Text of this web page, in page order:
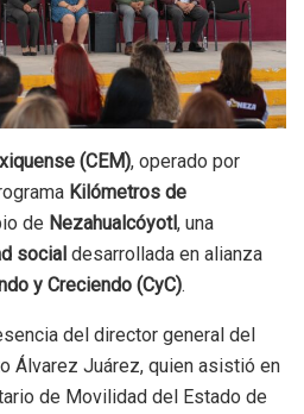
(CEM), operado por
Kilómetros de
de Nezahualcóyotl, una
social desarrollada en alianza
y Creciendo (CyC).
del director general del
Álvarez Juárez, quien asistió en
de Movilidad del Estado de